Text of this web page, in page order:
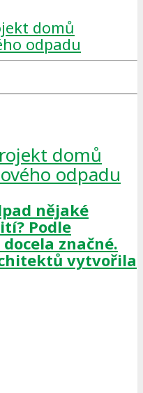
domů
odpadu
nějaké
Podle
značné.
vytvořila